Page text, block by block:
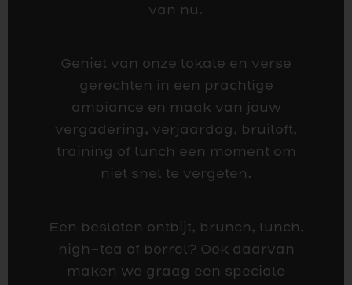
van nu.
Geniet van onze lokale en verse
gerechten in een prachtige
ambiance en maak van jouw
vergadering, verjaardag, bruiloft,
training of lunch een moment om
niet snel te vergeten.
Een besloten ontbijt, brunch, lunch,
high-tea of borrel? Ook daarvan
maken we graag een speciale